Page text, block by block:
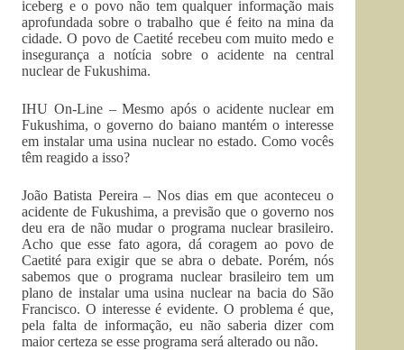
iceberg e o povo não tem qualquer informação mais
aprofundada sobre o trabalho que é feito na mina da
cidade. O povo de Caetité recebeu com muito medo e
insegurança a notícia sobre o acidente na central
nuclear de Fukushima.
IHU On-Line – Mesmo após o acidente nuclear em
Fukushima, o governo do baiano mantém o interesse
em instalar uma usina nuclear no estado. Como vocês
têm reagido a isso?
João Batista Pereira – Nos dias em que aconteceu o
acidente de Fukushima, a previsão que o governo nos
deu era de não mudar o programa nuclear brasileiro.
Acho que esse fato agora, dá coragem ao povo de
Caetité para exigir que se abra o debate. Porém, nós
sabemos que o programa nuclear brasileiro tem um
plano de instalar uma usina nuclear na bacia do São
Francisco. O interesse é evidente. O problema é que,
pela falta de informação, eu não saberia dizer com
maior certeza se esse programa será alterado ou não.